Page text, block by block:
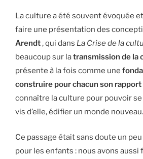
La culture a été souvent évoquée
faire une présentation des
Arendt, qui dans La Crise de la
beaucoup sur latransmission de la
présente à la fois comme une
construire pour chacun son rapport
connaître la culture pour pouvoir
vis d’elle, édifier un monde
Ce passage était sans doute un
pour les enfants : nous avons